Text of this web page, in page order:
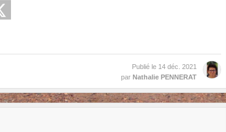
Publié le 14 déc. 2021
parNathalie PENNERAT